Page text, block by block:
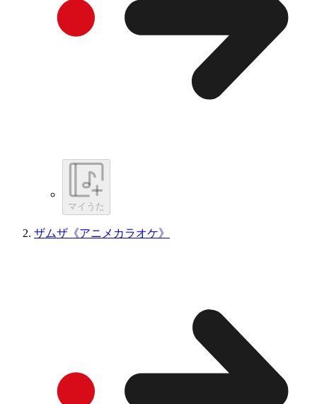
マイうた
ザムザ《アニメカラオケ》